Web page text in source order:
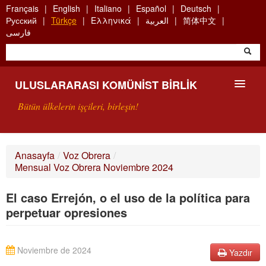
Skip
to
main
content
Français English Italiano Español
Deutsch
Русский
Türkçe Ελληνικά العربية
简体中文
فارسی
ULUSLARARASI KOMÜNIST BIRLIK
Bütün ülkelerin işçileri, birleşin!
UKB NEDIR?
ARAMA
BIZI ARA
Anasayfa / Voz Obrera /
Mensual Voz Obrera Noviembre 2024
El caso Errejón, o el uso de la política para
perpetuar opresiones
Yazdır
Noviembre de 2024